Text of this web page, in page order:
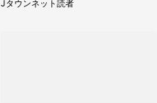
Jタウンネット読者